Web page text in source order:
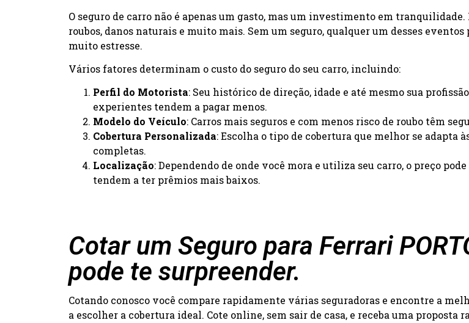
O seguro de carro não é apenas um gasto, mas um investimento em
roubos, danos naturais e muito mais. Sem um seguro, qualquer um desses
muito estresse.
Vários fatores determinam o custo do seguro do seu carro, incluindo:
Perfil do Motorista: Seu histórico de direção, idade e até mesmo sua
experientes tendem a pagar menos.
Modelo do Veículo: Carros mais seguros e com menos risco de roubo têm
Cobertura Personalizada: Escolha o tipo de cobertura que melhor se adapta
completas.
Localização: Dependendo de onde você mora e utiliza seu carro, o preço
tendem a ter prêmios mais baixos.
Cotar um Seguro para Ferrari
pode te surpreender.
Cotando conosco você compare rapidamente várias seguradoras e encontre a
a escolher a cobertura ideal. Cote online, sem sair de casa, e receba uma proposta